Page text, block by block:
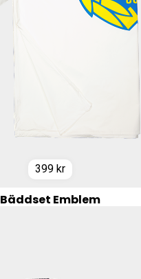
399 kr
Bäddset Emblem